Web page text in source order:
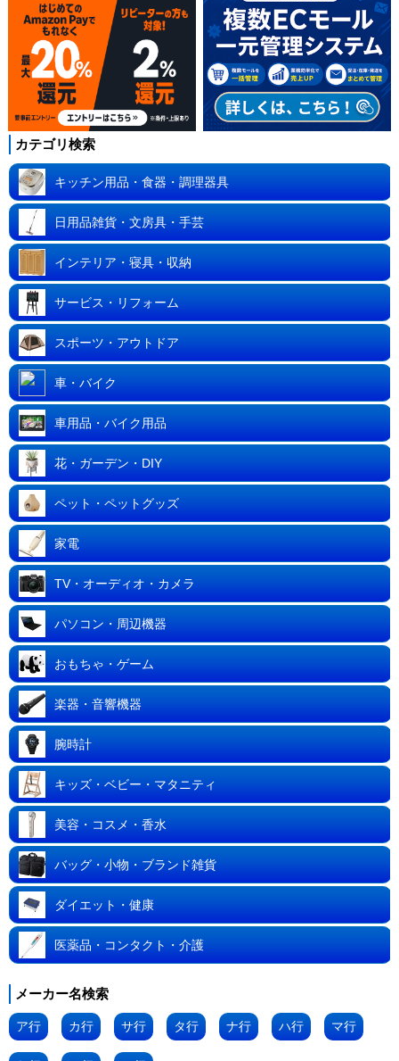
カテゴリ検索
キッチン用品・食器・調理器具
日用品雑貨・文房具・手芸
インテリア・寝具・収納
サービス・リフォーム
スポーツ・アウトドア
車・バイク
車用品・バイク用品
花・ガーデン・DIY
ペット・ペットグッズ
家電
TV・オーディオ・カメラ
パソコン・周辺機器
おもちゃ・ゲーム
楽器・音響機器
腕時計
キッズ・ベビー・マタニティ
美容・コスメ・香水
バッグ・小物・ブランド雑貨
ダイエット・健康
医薬品・コンタクト・介護
メーカー名検索
ア行 カ行 サ行 タ行 ナ行 ハ行 マ行